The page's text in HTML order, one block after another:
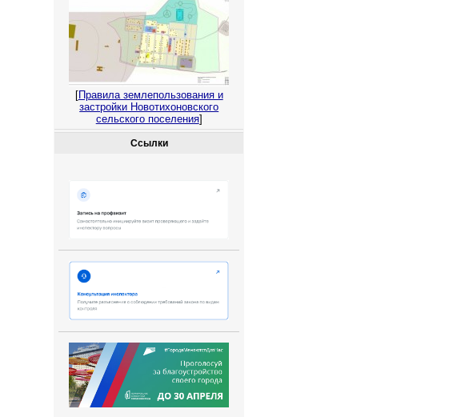
[Правила землепользования и
застройки Новотихоновского
сельского поселения]
Ссылки